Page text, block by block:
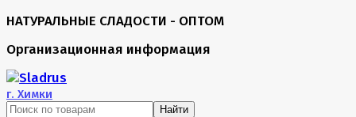
НАТУРАЛЬНЫЕ СЛАДОСТИ - ОПТОМ
Организационная информация
г. Химки
Найти